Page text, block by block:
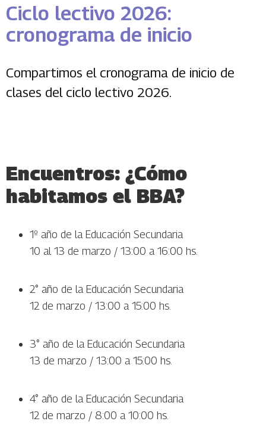
Ciclo lectivo 2026:
cronograma de inicio
Compartimos el cronograma de inicio de
clases del ciclo lectivo 2026.
Encuentros: ¿Cómo
habitamos el BBA?
1º año de la Educación Secundaria
10 al 13 de marzo / 13:00 a 16:00 hs.
2° año de la Educación Secundaria
12 de marzo / 13:00 a 15:00 hs.
3° año de la Educación Secundaria
13 de marzo / 13:00 a 15:00 hs.
4° año de la Educación Secundaria
12 de marzo / 8:00 a 10:00 hs.